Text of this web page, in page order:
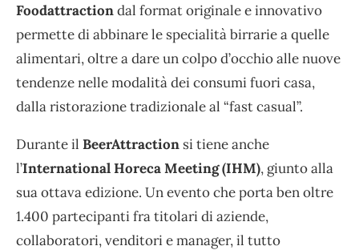
Foodattractiondal format originale e innovativo
permette di abbinare le specialità birrarie a quelle
alimentari, oltre a dare un colpo d’occhio alle nuove
tendenze nelle modalità dei consumi fuori casa,
dalla ristorazione tradizionale al “fast casual”.
Durante il BeerAttraction si tiene anche
l’International Horeca Meeting (IHM), giunto alla
sua ottava edizione. Un evento che porta ben oltre
1.400 partecipanti fra titolari di aziende,
collaboratori, venditori e manager, il tutto